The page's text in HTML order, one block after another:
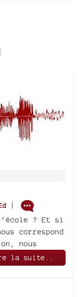
|
? Et si
correspond
nous
la suite..